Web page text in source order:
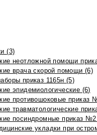
(3)
неотложной помощи
врача скорой помощи (6)
приказ 1165н (5)
эпидемиологические (6)
противошоковые
травматологические
посиндромные приказ
укладки при